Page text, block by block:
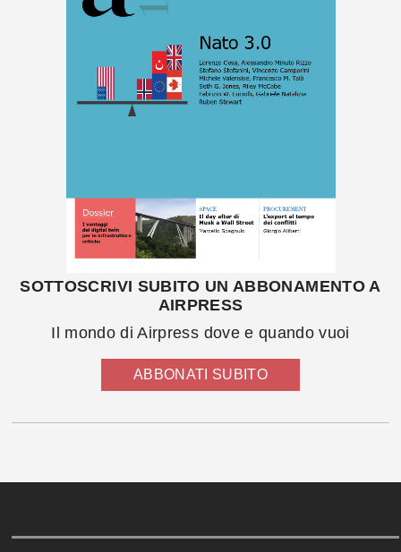
SOTTOSCRIVI SUBITO UN ABBONAMENTO A
AIRPRESS
Il mondo di Airpress dove e quando vuoi
ABBONATI SUBITO